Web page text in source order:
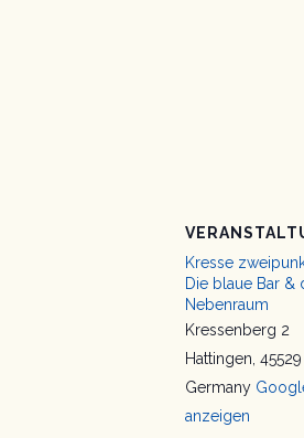
Kresse
Die blaue Bar &
Nebenraum
Kressenberg 2
Hattingen 45529
Germany
anzeigen